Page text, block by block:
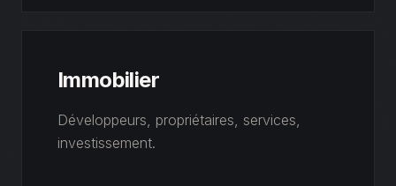
Immobilier
Développeurs, propriétaires, services,
investissement.